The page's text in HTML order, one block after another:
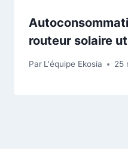
routeur solaire
Par L'équipe Ekosia 25